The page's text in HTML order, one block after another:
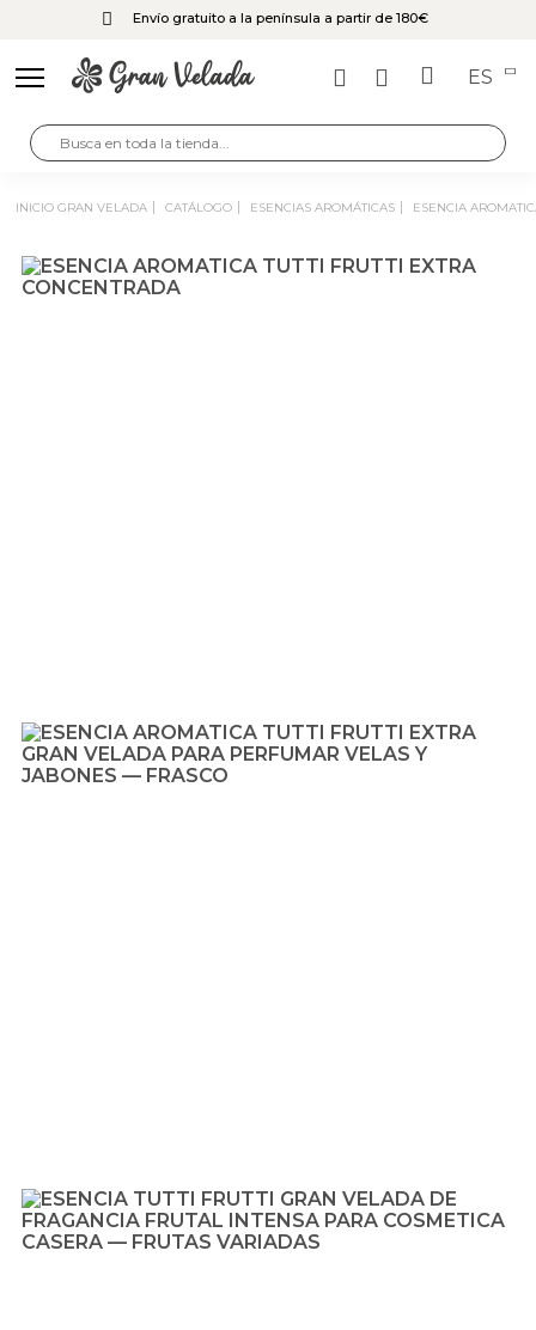
Envío gratuito a la península a partir de 180€
ES
INICIO GRAN VELADA CATÁLOGO ESENCIAS AROMÁTICAS ESENCIA